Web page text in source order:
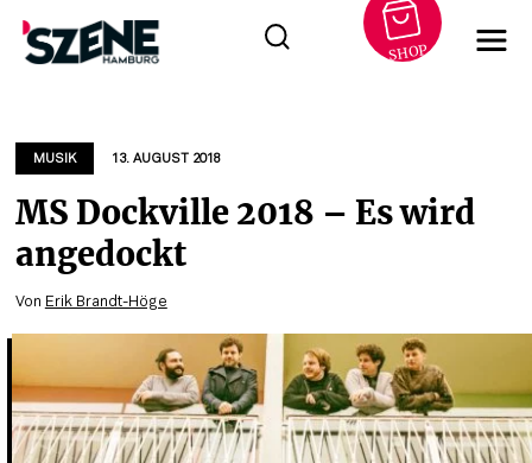
springen
SHOP
MUSIK 13. AUGUST 2018
MS Dockville 2018 – Es wird
angedockt
Von Erik Brandt-Höge